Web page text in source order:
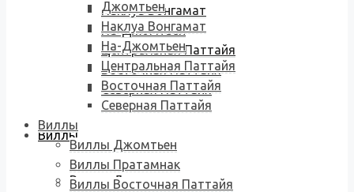
Наклуа Вонгамат
На-Джомтьен
Центральная Паттайя
Восточная Паттайя
Северная Паттайя
Виллы
Виллы Джомтьен
Джомтьен
Наклуа Вонгамат
На-Джомтьен
Центральная Паттайя
Восточная Паттайя
Северная Паттайя
Виллы
Виллы Джомтьен
Виллы Пратамнак
Виллы Восточная Паттайя